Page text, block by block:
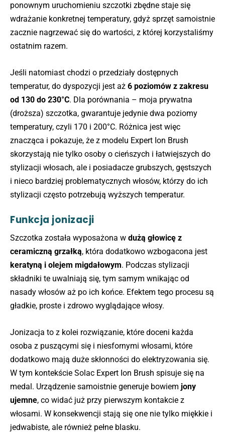
ponownym uruchomieniu szczotki zbędne staje się
wdrażanie konkretnej temperatury, gdyż sprzęt samoistnie
zacznie nagrzewać się do wartości, z której korzystaliśmy
ostatnim razem.
Jeśli natomiast chodzi o przedziały dostępnych
temperatur, do dyspozycji jest aż 6 poziomów z zakresu
od 130 do 230°C. Dla porównania – moja prywatna
(droższa) szczotka, gwarantuje jedynie dwa poziomy
temperatury, czyli 170 i 200°C. Różnica jest więc
znacząca i pokazuje, że z modelu Expert Ion Brush
skorzystają nie tylko osoby o cieńszych i łatwiejszych do
stylizacji włosach, ale i posiadacze grubszych, gęstszych
i nieco bardziej problematycznych włosów, którzy do ich
stylizacji często potrzebują wyższych temperatur.
Funkcja jonizacji
Szczotka została wyposażona w dużą głowicę z
ceramiczną grzałką, która dodatkowo wzbogacona jest
keratyną i olejem migdałowym. Podczas stylizacji
składniki te uwalniają się, tym samym wnikając od
nasady włosów aż po ich końce. Efektem tego procesu są
gładkie, proste i zdrowo wyglądające włosy.
Jonizacja to z kolei rozwiązanie, które doceni każda
osoba z puszącymi się i niesfornymi włosami, które
dodatkowo mają duże skłonności do elektryzowania się.
W tym kontekście Solac Expert Ion Brush spisuje się na
medal. Urządzenie samoistnie generuje bowiem jony
ujemne, co widać już przy pierwszym kontakcie z
włosami. W konsekwencji stają się one nie tylko miękkie i
jedwabiste, ale również pełne blasku.